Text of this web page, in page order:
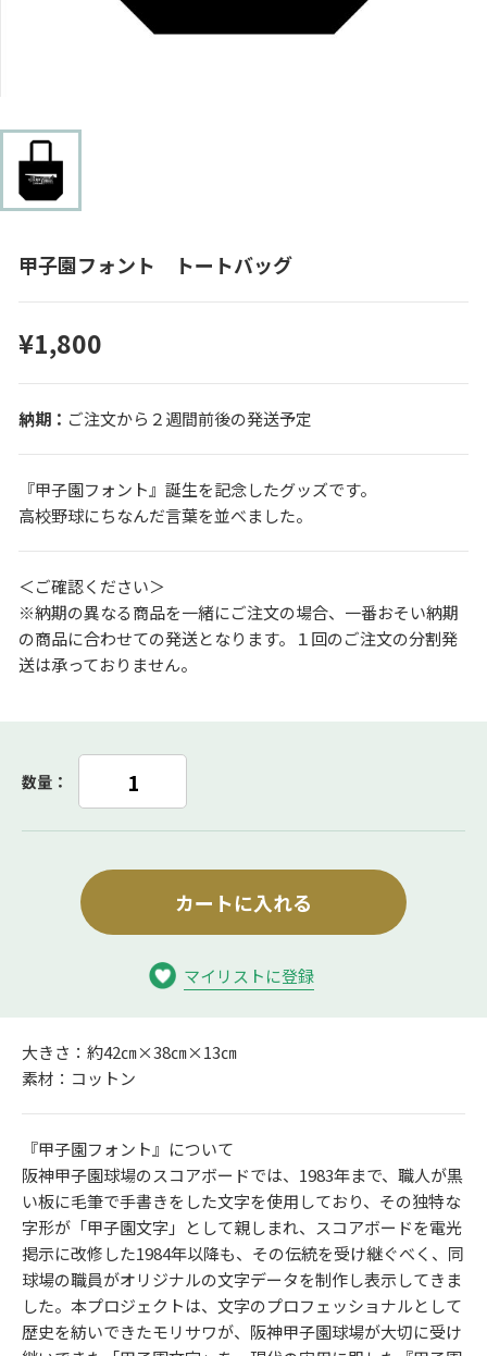
甲子園フォント トートバッグ
¥1,800
ご注文から２週間前後の発送予定
『甲子園フォント』誕生を記念したグッズです。
高校野球にちなんだ言葉を並べました。
＜ご確認ください＞
※納期の異なる商品を一緒にご注文の場合、一番おそい納期
の商品に合わせての発送となります。１回のご注文の分割発
送は承っておりません。
数量：
カートに入れる
マイリストに登録
大きさ：約42㎝×38㎝×13㎝
素材：コットン
『甲子園フォント』について
阪神甲子園球場のスコアボードでは、1983年まで、職人が黒
い板に毛筆で手書きをした文字を使用しており、その独特な
字形が「甲子園文字」として親しまれ、スコアボードを電光
掲示に改修した1984年以降も、その伝統を受け継ぐべく、同
球場の職員がオリジナルの文字データを制作し表示してきま
した。本プロジェクトは、文字のプロフェッショナルとして
歴史を紡いできたモリサワが、阪神甲子園球場が大切に受け